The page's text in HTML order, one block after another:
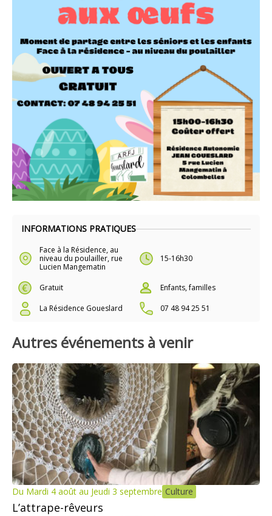
INFORMATIONS PRATIQUES
Face à la Résidence, au
niveau du poulailler, rue
Lucien Mangematin
15-16h30
Gratuit
Enfants, familles
La Résidence Goueslard
07 48 94 25 51
Autres événements à venir
Du Mardi 4 août au Jeudi 3 septembre Culture
L’attrape-rêveurs